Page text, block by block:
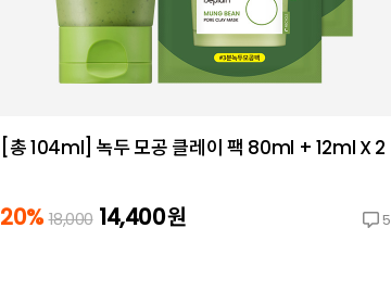
[총 104ml] 녹두 모공 클레이 팩 80ml + 12ml X 2
20% 18,000 14,400원 5